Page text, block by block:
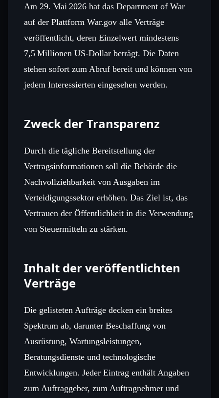
Am 29. Mai 2026 hat das Department of War
auf der Plattform War.gov alle Verträge
veröffentlicht, deren Einzelwert mindestens
7,5 Millionen US‑Dollar beträgt. Die Daten
stehen sofort zum Abruf bereit und können von
jedem Interessierten eingesehen werden.
Zweck der Transparenz
Durch die tägliche Bereitstellung der
Vertragsinformationen soll die Behörde die
Nachvollziehbarkeit von Ausgaben im
Verteidigungssektor erhöhen. Das Ziel ist, das
Vertrauen der Öffentlichkeit in die Verwendung
von Steuermitteln zu stärken.
Inhalt der veröffentlichten
Verträge
Die gelisteten Aufträge decken ein breites
Spektrum ab, darunter Beschaffung von
Ausrüstung, Wartungsleistungen,
Beratungsdienste und technologische
Entwicklungen. Jeder Eintrag enthält Angaben
zum Auftraggeber, zum Auftragnehmer und